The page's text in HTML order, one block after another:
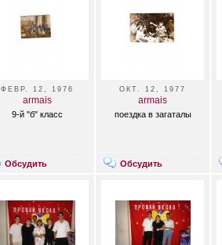
ФЕВР. 12, 1976
armais
9-й "б" класс
Обсудить
ОКТ. 12, 1977
armais
поездка в загаталы
Обсудить